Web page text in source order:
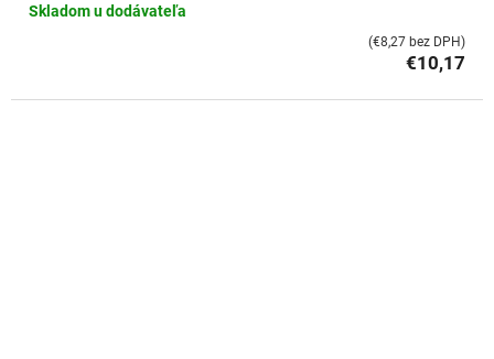
Skladom u dodávateľa
€10,17
(€8,27 bez DPH)